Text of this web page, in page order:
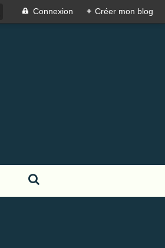
Connexion + Créer mon blog